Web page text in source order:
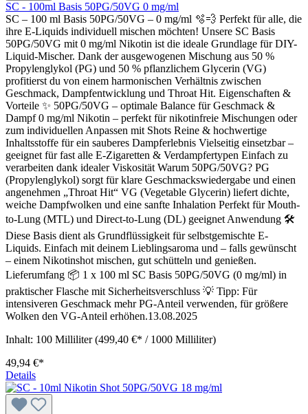
SC - 100ml Basis 50PG/50VG 0 mg/ml
SC – 100 ml Basis 50PG/50VG – 0 mg/ml 🫧💨 Perfekt für alle, die
ihre E-Liquids individuell mischen möchten! Unsere SC Basis
50PG/50VG mit 0 mg/ml Nikotin ist die ideale Grundlage für DIY-
Liquid-Mischer. Dank der ausgewogenen Mischung aus 50 %
Propylenglykol (PG) und 50 % pflanzlichem Glycerin (VG)
profitierst du von einem harmonischen Verhältnis zwischen
Geschmack, Dampfentwicklung und Throat Hit. Eigenschaften &
Vorteile ✨ 50PG/50VG – optimale Balance für Geschmack &
Dampf 0 mg/ml Nikotin – perfekt für nikotinfreie Mischungen oder
zum individuellen Anpassen mit Shots Reine & hochwertige
Inhaltsstoffe für ein sauberes Dampferlebnis Vielseitig einsetzbar –
geeignet für fast alle E-Zigaretten & Verdampfertypen Einfach zu
verarbeiten dank idealer Viskosität Warum 50PG/50VG? PG
(Propylenglykol) sorgt für klare Geschmackswiedergabe und einen
angenehmen „Throat Hit“ VG (Vegetable Glycerin) liefert dichte,
weiche Dampfwolken und eine sanfte Inhalation Perfekt für Mouth-
to-Lung (MTL) und Direct-to-Lung (DL) geeignet Anwendung 🛠️
Diese Basis dient als Grundflüssigkeit für selbstgemischte E-
Liquids. Einfach mit deinem Lieblingsaroma und – falls gewünscht
– einem Nikotinshot mischen, gut schütteln und genießen.
Lieferumfang 📦 1 x 100 ml SC Basis 50PG/50VG (0 mg/ml) in
praktischer Flasche mit Sicherheitsverschluss 💡 Tipp: Für
intensiveren Geschmack mehr PG-Anteil verwenden, für größere
Wolken den VG-Anteil erhöhen.13.08.2025
Inhalt: 100 Milliliter(499,40 €* / 1000 Milliliter)
49,94 €*
Details